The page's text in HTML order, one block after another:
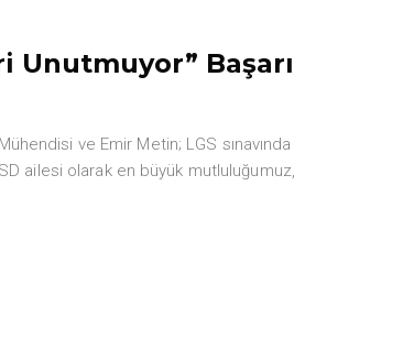
Unutmuyor” Başarı
ve Emir Metin; LGS sınavında
ailesi olarak en büyük mutluluğumuz,